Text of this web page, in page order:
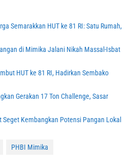
Semarakkan HUT ke 81 RI: Satu Rumah,
di Mimika Jalani Nikah Massal-Isbat
HUT ke 81 RI, Hadirkan Sembako
Gerakan 17 Ton Challenge, Sasar
Kembangkan Potensi Pangan Lokal
PHBI Mimika